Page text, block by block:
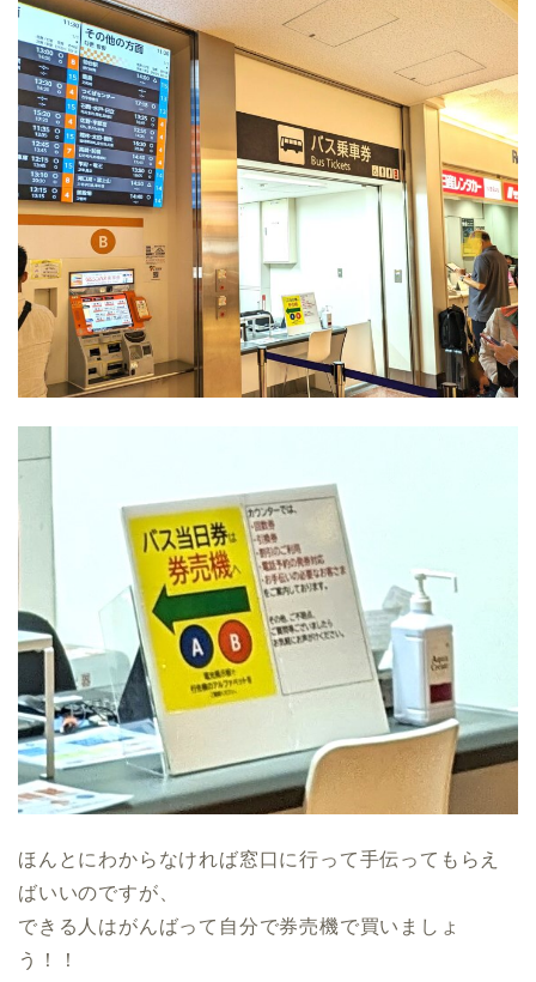
ほんとにわからなければ窓口に行って手伝ってもらえ
ばいいのですが、
できる人はがんばって自分で券売機で買いましょ
う！！